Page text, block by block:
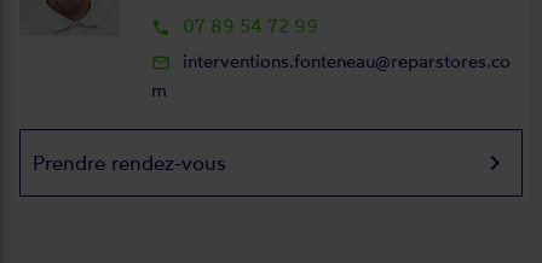
local_phone 07 89 54 72 99
mail_outline
interventions.fonteneau@reparstores.co
m
Prendre rendez-vous keyboard_arrow_right